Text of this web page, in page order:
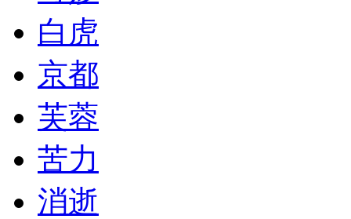
白虎
京都
芙蓉
苦力
消逝